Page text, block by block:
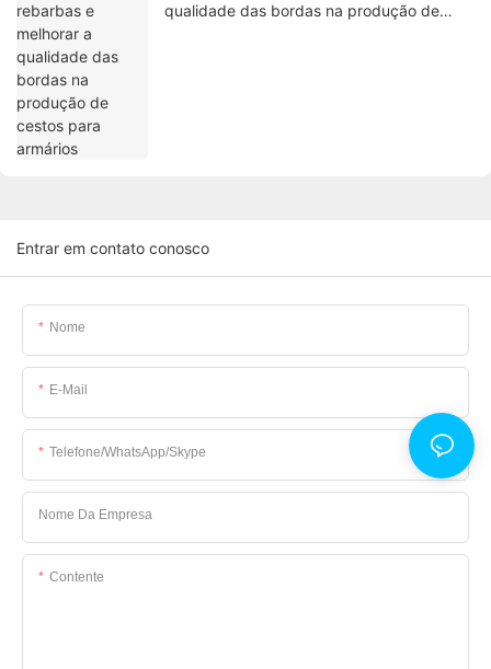
qualidade das bordas na produção de
Entrar em contato conosco
Nome
E-Mail
Telefone/WhatsApp/Skype
Nome Da Empresa
Contente